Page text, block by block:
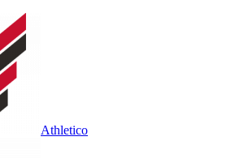
Athletico